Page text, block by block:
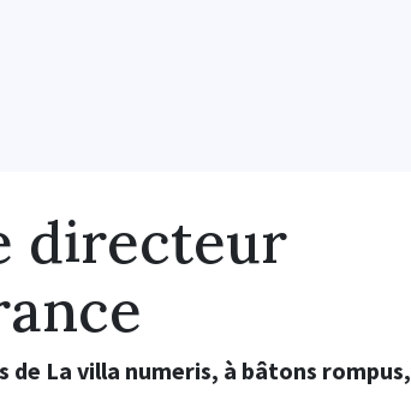
directeur
de La villa numeris, à bâtons rompus,